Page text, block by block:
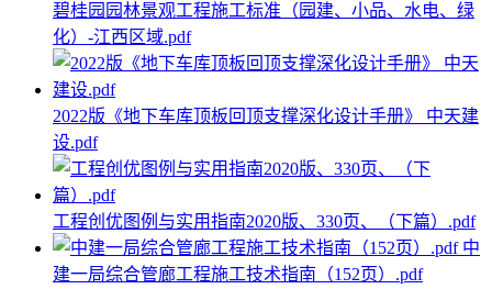
碧桂园园林景观工程施工标准（园建、小品、水电、绿
化）-江西区域.pdf
2022版《地下车库顶板回顶支撑深化设计手册》 中天建
设.pdf
工程创优图例与实用指南2020版、330页、（下篇）.pdf
中
建一局综合管廊工程施工技术指南（152页）.pdf